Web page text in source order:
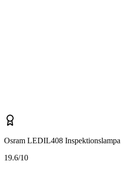
Osram LEDIL408 Inspektionslampa
19.6/10